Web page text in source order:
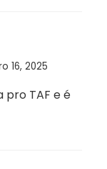
16, 2025
TAF e é